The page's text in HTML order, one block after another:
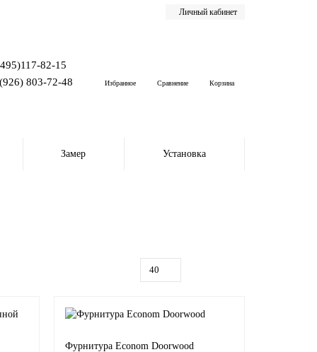
Личный кабинет
82-15
803-72-48
Избранное Сравнение Корзина
Замер Установка
Фурнитура Econom Doorwood